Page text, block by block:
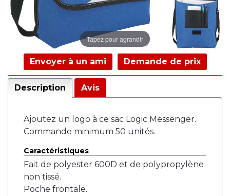
Tapez pour agrandir
Envoyer à un ami Demande de prix
Description Avis
Ajoutez un logo à ce sac Logic Messenger.
Commande minimum 50 unités.
Caractéristiques
Fait de polyester 600D et de polypropylène
non tissé.
Poche frontale.